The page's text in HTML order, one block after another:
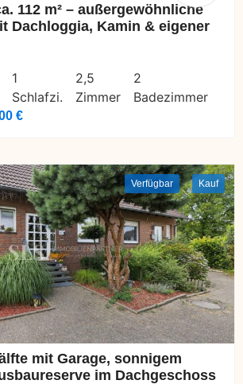
112 m² – außergewöhnliche
Dachloggia, Kamin & eigener
1
Schlafzi.
2,5
Zimmer
2
Badezimmer
€
Verfügbar Kauf
mit Garage, sonnigem
im Dachgeschoss